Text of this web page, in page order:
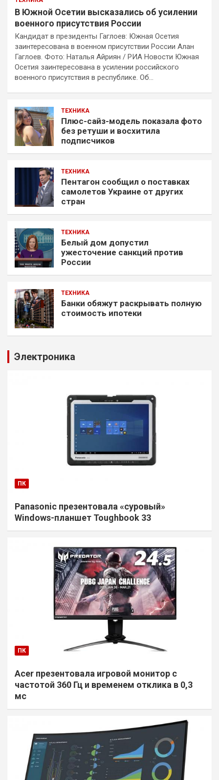
В Южной Осетии высказались об усилении
военного присутствия России
Кандидат в президенты Гаглоев: Южная Осетия
заинтересована в военном присутствии России Алан
Гаглоев. Фото: Наталья Айриян / РИА Новости Южная
Осетия заинтересована в усилении российского
военного присутствия в республике. Об…
ТЕХНИКА
Плюс-сайз-модель показала фото
без ретуши и восхитила
подписчиков
ТЕХНИКА
Пентагон сообщил о поставках
самолетов Украине от других
стран
ТЕХНИКА
Белый дом допустил
ужесточение санкций против
России
ТЕХНИКА
Банки обяжут раскрывать полную
стоимость ипотеки
Электроника
ПК
Panasonic презентовала «суровый»
Windows-планшет Toughbook 33
ПК
Acer презентовала игровой монитор с
частотой 360 Гц и временем отклика в 0,3
мс